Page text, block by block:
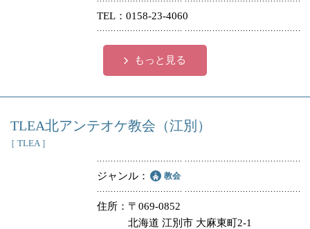
TEL 0158-23-4060
もっと見る
TLEA北アンテオケ教会（江別）
［ TLEA ］
ジャンル 教会
住所
〒069-0852
北海道 江別市 大麻東町2-1